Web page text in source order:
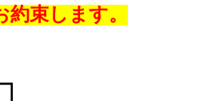
束します。